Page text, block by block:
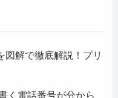
図解で徹底解説！プリ
く電話番号が分から